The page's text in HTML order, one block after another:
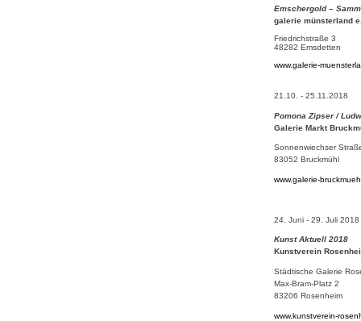
Emschergold –
galerie münsterland
Friedrichstraße 3
48282 Emsdetten
www.galerie-
21.10. - 25.11.2018
Pomona Zipser /
Galerie Markt
Sonnenwiechser
83052 Bruckmühl
www.galerie-
24. Juni - 29. Juli 2018
Kunst Aktuell 2018
Kunstverein
Städtische Galerie
Max-Bram-Platz 2
83206 Rosenheim
www.kunstverein-